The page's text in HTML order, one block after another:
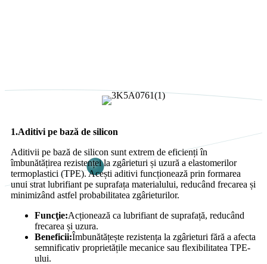
1.Aditivi pe bază de silicon
Aditivii pe bază de silicon sunt extrem de eficienți în
îmbunătățirea rezistenței la zgârieturi și uzură a elastomerilor
termoplastici (TPE). Acești aditivi funcționează prin formarea
unui strat lubrifiant pe suprafața materialului, reducând frecarea și
minimizând astfel probabilitatea zgârieturilor.
Funcţie:Acționează ca lubrifiant de suprafață, reducând
frecarea și uzura.
Beneficii:Îmbunătățește rezistența la zgârieturi fără a afecta
semnificativ proprietățile mecanice sau flexibilitatea TPE-
ului.